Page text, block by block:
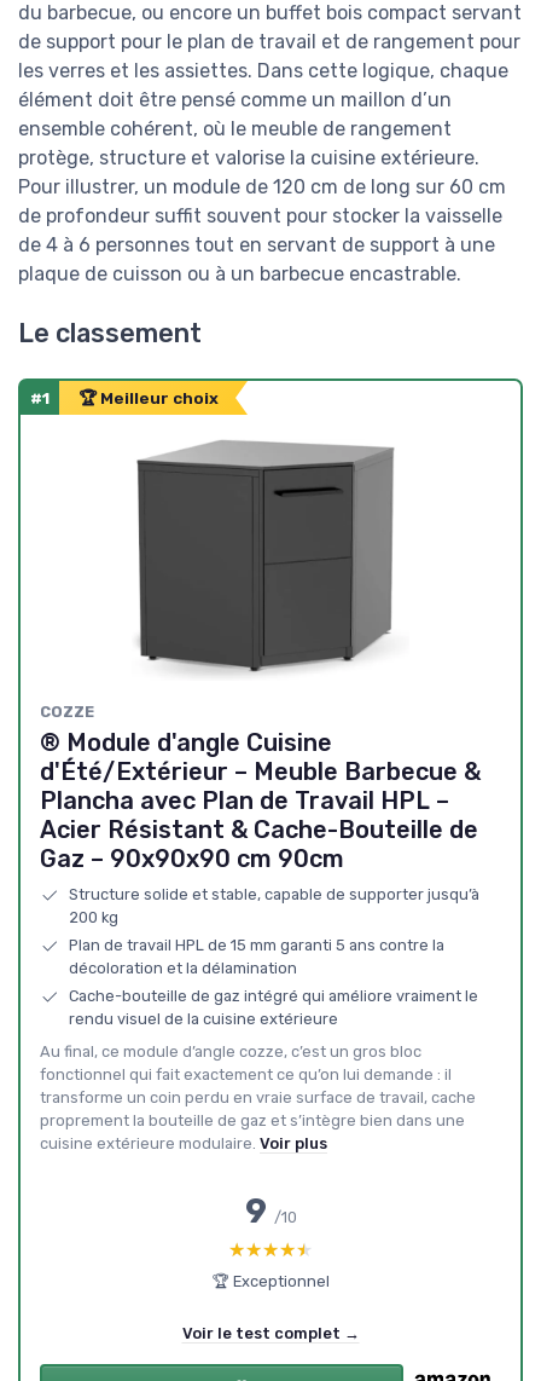
du barbecue, ou encore un buffet bois compact servant
de support pour le plan de travail et de rangement pour
les verres et les assiettes. Dans cette logique, chaque
élément doit être pensé comme un maillon d’un
ensemble cohérent, où le meuble de rangement
protège, structure et valorise la cuisine extérieure.
Pour illustrer, un module de 120 cm de long sur 60 cm
de profondeur suffit souvent pour stocker la vaisselle
de 4 à 6 personnes tout en servant de support à une
plaque de cuisson ou à un barbecue encastrable.
Le classement
#1 🏆 Meilleur choix
COZZE
® Module d'angle Cuisine
d'Été/Extérieur – Meuble Barbecue &
Plancha avec Plan de Travail HPL –
Acier Résistant & Cache-Bouteille de
Gaz – 90x90x90 cm 90cm
Structure solide et stable, capable de supporter jusqu’à
200 kg
Plan de travail HPL de 15 mm garanti 5 ans contre la
décoloration et la délamination
Cache-bouteille de gaz intégré qui améliore vraiment le
rendu visuel de la cuisine extérieure
Au final, ce module d’angle cozze, c’est un gros bloc
fonctionnel qui fait exactement ce qu’on lui demande : il
transforme un coin perdu en vraie surface de travail, cache
proprement la bouteille de gaz et s’intègre bien dans une
cuisine extérieure modulaire. Voir plus
9 /10
★★★★★
★★★★★
🏆 Exceptionnel
Voir le test complet →